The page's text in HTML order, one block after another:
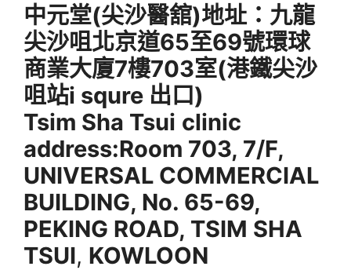
中元堂(尖沙醫舘)地址 ：九龍
尖沙咀北京道65至69號環球
商業大廈7樓703室(港鐵尖沙
咀站i squre 出口)
Tsim Sha Tsui clinic
address:Room 703, 7/F,
UNIVERSAL COMMERCIAL
BUILDING, No. 65-69,
PEKING ROAD, TSIM SHA
TSUI, KOWLOON